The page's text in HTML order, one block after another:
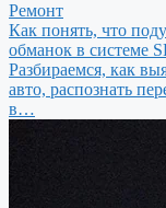
Ремонт
Как понять, что
обманок в системе
Разбираемся, как
авто, распознать
в…